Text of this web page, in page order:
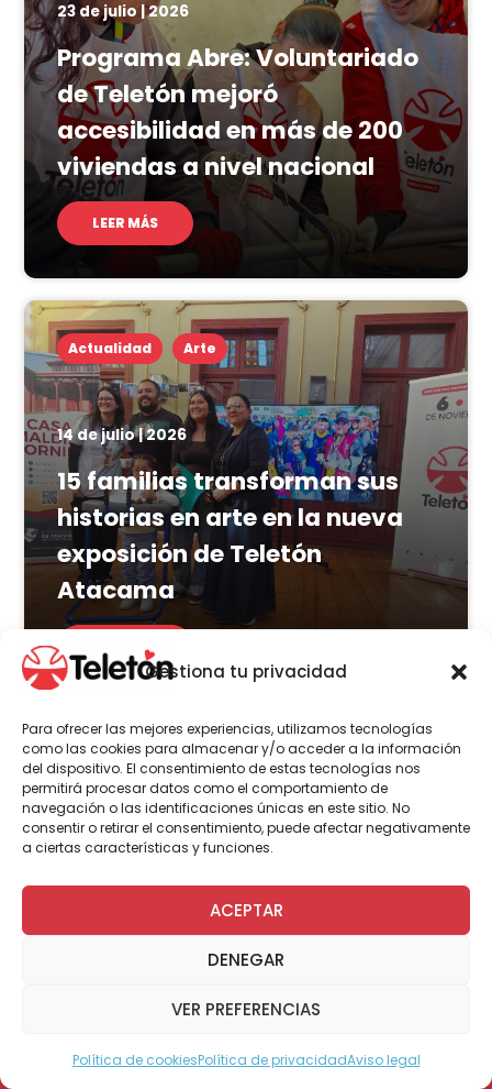
Gestiona tu privacidad
Para ofrecer las mejores experiencias, utilizamos tecnologías
como las cookies para almacenar y/o acceder a la información
del dispositivo. El consentimiento de estas tecnologías nos
permitirá procesar datos como el comportamiento de
navegación o las identificaciones únicas en este sitio. No
consentir o retirar el consentimiento, puede afectar negativamente
a ciertas características y funciones.
ACEPTAR
DENEGAR
VER PREFERENCIAS
Política de cookiesPolítica de privacidadAviso legal
23 de julio | 2026
Programa Abre: Voluntariado
de Teletón mejoró
accesibilidad en más de 200
viviendas a nivel nacional
LEER MÁS
Actualidad Arte
14 de julio | 2026
15 familias transforman sus
historias en arte en la nueva
exposición de Teletón
Atacama
LEER MÁS
Actualidad
8 de julio | 2026
Centro transitorio de Teletón
en Castro: conoce el estado
acercar atenciones a más de
300 familias
Modo Accesible